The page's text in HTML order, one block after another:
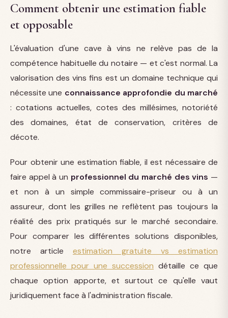
Comment obtenir une estimation fiable
et opposable
L'évaluation d'une cave à vins ne relève pas de la
compétence habituelle du notaire — et c'est normal. La
valorisation des vins fins est un domaine technique qui
nécessite une connaissance approfondie du marché
: cotations actuelles, cotes des millésimes, notoriété
des domaines, état de conservation, critères de
décote.
Pour obtenir une estimation fiable, il est nécessaire de
faire appel à un professionnel du marché des vins —
et non à un simple commissaire-priseur ou à un
assureur, dont les grilles ne reflètent pas toujours la
réalité des prix pratiqués sur le marché secondaire.
Pour comparer les différentes solutions disponibles,
notre article estimation gratuite vs estimation
professionnelle pour une succession détaille ce que
chaque option apporte, et surtout ce qu'elle vaut
juridiquement face à l'administration fiscale.